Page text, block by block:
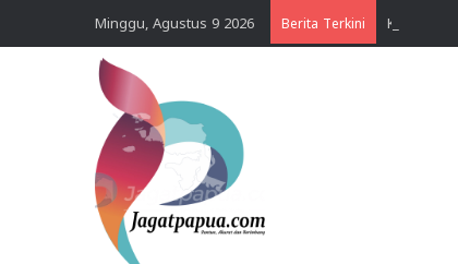
Minggu, Agustus 9 2026 Berita Terkini